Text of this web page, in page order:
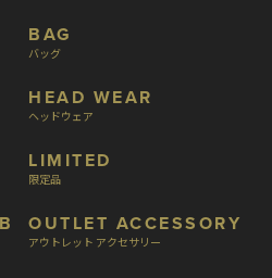
BAG
バッグ
HEAD WEAR
ヘッドウェア
LIMITED
限定品
OUTLET ACCESSORY
アウトレット アクセサリー